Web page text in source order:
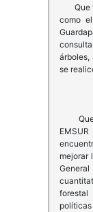
Que
como
se
Que
mejorar
forestal